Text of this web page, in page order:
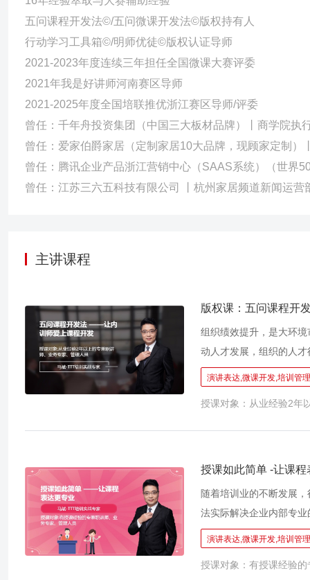
五问课程开发法©/五问微课开发法©版权持有人
行动学习工具箱©/明师优徒©版权认证导师
2021-2023年度连续三年担任全国微课大赛评委
2021年我是好讲师河南赛区导师
2021-2025年度全国培联推优浙江赛区导师/评委
曾任：千年舟投资集团（中国三大板材品牌）丨商学院执
曾任：爱家伯爵家居（定制家居10大品牌，现顾家定制）
曾任：腾讯企业产品浙江营销中心（SAAS系统）（世界
曾任：江苏三六五科技有限公司 丨杭州家居频道新闻运营
主讲课程
版权课：五问课程开
组织绩效提升，是大环
动人才发展，组织的人
为内部经验，将内部经
经验流失，组失需要在
否有以下困惑：外出培
专业课程找不到合适的
演讲表达,微课开发,培训管理
授课对象：从业经验2年
授课如此简单 -让课程
随着培训业的不断发展
法实际解决企业内部专
以推动组织绩效提升，
在“内容”上有优势，但
课技巧，有时候效果还
演讲表达,微课开发,培训管理
授课对象：有授课经验